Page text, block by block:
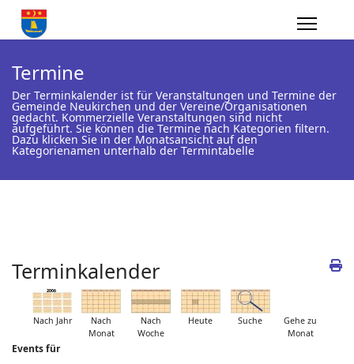
Termine
Der Terminkalender ist für Veranstaltungen und Termine der
Gemeinde Neukirchen und der Vereine/Organisationen
gedacht. Kommerzielle Veranstaltungen sind nicht
aufgeführt. Sie können die Termine nach Kategorien filtern.
Dazu klicken Sie in der Monatsansicht auf den
Kategorienamen unterhalb der Termintabelle
Terminkalender
Nach Jahr
Nach
Monat
Nach
Woche
Heute Suche
Gehe zu
Monat
Events für